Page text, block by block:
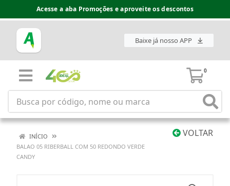
Acesse a aba Promoções e aproveite os descontos
Baixe já nosso APP
0
VOLTAR
INÍCIO
BALAO 05 RIBERBALL COM 50 REDONDO VERDE
CANDY